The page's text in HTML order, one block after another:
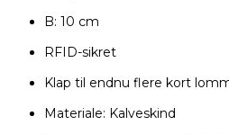
B: 10 cm
RFID-sikret
Klap til endnu flere kort
Materiale: Kalveskind